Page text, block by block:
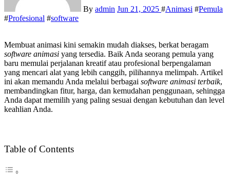
By admin Jun 21, 2025 #Animasi #Pemula
#Profesional #software
Membuat animasi kini semakin mudah diakses, berkat beragam
software animasi yang tersedia. Baik Anda seorang pemula yang
baru memulai perjalanan kreatif atau profesional berpengalaman
yang mencari alat yang lebih canggih, pilihannya melimpah. Artikel
ini akan memandu Anda melalui berbagai software animasi terbaik,
membandingkan fitur, harga, dan kemudahan penggunaan, sehingga
Anda dapat memilih yang paling sesuai dengan kebutuhan dan level
keahlian Anda.
Table of Contents